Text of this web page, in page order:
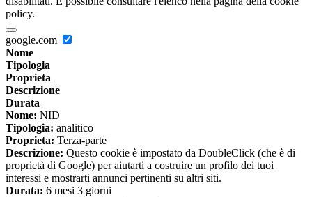
policy.
google.com
Nome
Tipologia
Proprieta
Descrizione
Durata
Nome: NID
Tipologia: analitico
Proprieta: Terza-parte
Descrizione: Questo cookie è impostato da DoubleClick (che è di
proprietà di Google) per aiutarti a costruire un profilo dei tuoi
interessi e mostrarti annunci pertinenti su altri siti.
Durata: 6 mesi 3 giorni